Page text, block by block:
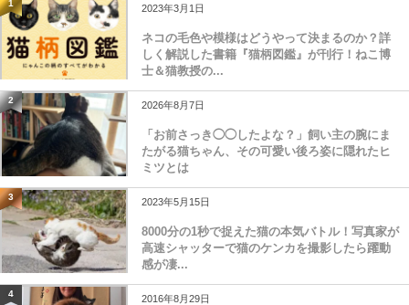
1 2023年3月1日
ネコの毛色や模様はどうやって決まるのか？詳
しく解説した書籍『猫柄図鑑』が刊行！ねこ博
士＆猫教授の...
2 2026年8月7日
「お前さっき◯◯したよな？」飼い主の腕にま
たがる猫ちゃん、その可愛い後ろ姿に隠れたヒ
ミツとは
3 2023年5月15日
8000分の1秒で捉えた猫の本気バトル！写真家が
高速シャッターで猫のケンカを撮影したら躍動
感が凄...
4 2016年8月29日